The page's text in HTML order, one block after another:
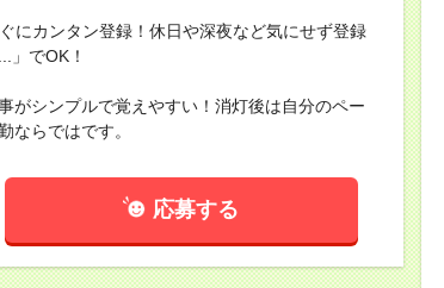
にカンタン登録！休日や深夜など気にせず登録
」でOK！
がシンプルで覚えやすい！消灯後は自分のペー
ならではです。
応募する